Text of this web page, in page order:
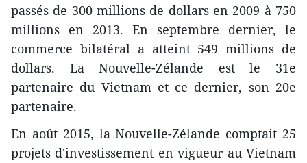
passés de 300 millions de dollars en 2009 à 750
millions en 2013. ​En septembre ​dernier, le
commerce bilatéral a atteint 549 millions de
dollars. La Nouvelle-Zélande est le 31e
partenaire du Vietnam et ​ce dernier, ​son 20e
partenaire.
En août 2015, la Nouvelle-Zélande comptait 25
projets d'investissement en vigueur au Vietnam